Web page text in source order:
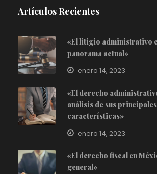
Artículos Recientes
«El litigio administrativo
panorama actual»
enero 14, 2023
«El derecho
análisis de sus principales
características»
enero 14, 2023
«El derecho fiscal en
general»